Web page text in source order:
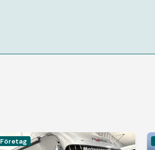
Företag